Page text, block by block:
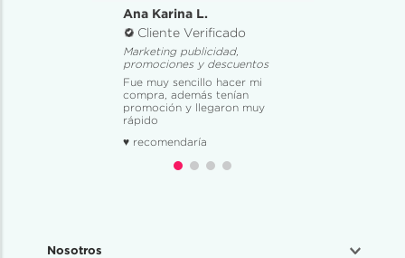
Ana Karina L.
Cliente Verificado
Marketing publicidad,
promociones y descuentos
Fue muy sencillo hacer mi
compra, además tenían
promoción y llegaron muy
rápido
♥ recomendaría
Nosotros